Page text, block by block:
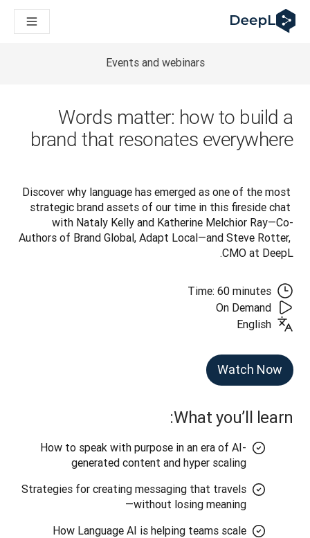
DeepL لوكلاء الذكاء الاصطناعي
Translation Flow في DeepL: عمليات سير عمل جديدة مدعومة بالذكاء الاصطناعي لحالات الاستخدام والتكاملات الرئيسية
The ROI of AI-native translation
How we brought Swiss German to DeepL
كيف نعمل على تطوير نظام تقييم الجودة للترجمة في DeepL
من ترجمة النصوص عالية الجودة إلى منصة صوتية تعمل في الوقت
an instantly accessible voice demo with DeepL Voice API
Events and webinars
Words matter: how to build a
brand that resonates everywhere
Discover why language has emerged as one of the most
strategic brand assets of our time in this fireside chat
with Nataly Kelly and Katherine Melchior Ray—Co-
Authors of Brand Global, Adapt Local—and Steve Rotter,
CMO at DeepL.
Time: 60 minutes
On Demand
English
Watch Now
What you’ll learn:
How to speak with purpose in an era of AI-
generated content and hyper scaling
Strategies for creating messaging that travels
—without losing meaning
How Language AI is helping teams scale